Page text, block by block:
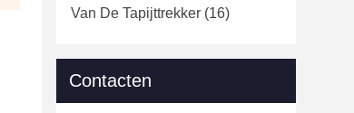
Van De Tapijttrekker (16)
Contacten